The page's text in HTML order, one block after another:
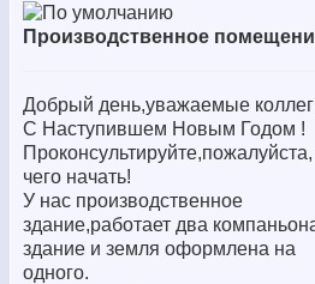
Производственное
Добрый день,уважаемые
С Наступившем Новым Годом !
Проконсультируйте,пожалуйста,
чего начать!
У нас производственное
здание,работает два
здание и земля оформлена на
одного.